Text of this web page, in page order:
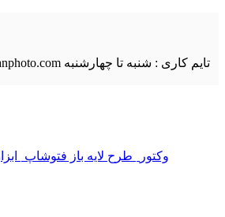
تایم کاری : شنبه تا چهارشنبه
وکتور طرح لایه باز فتوشاپ